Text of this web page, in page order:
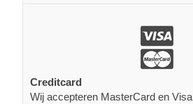
Creditcard
Wij accepteren MasterCard en Visa